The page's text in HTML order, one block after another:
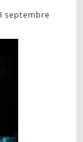
septembre